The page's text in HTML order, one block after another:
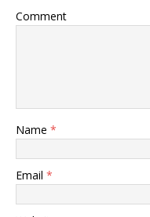
Comment
Name *
Email *